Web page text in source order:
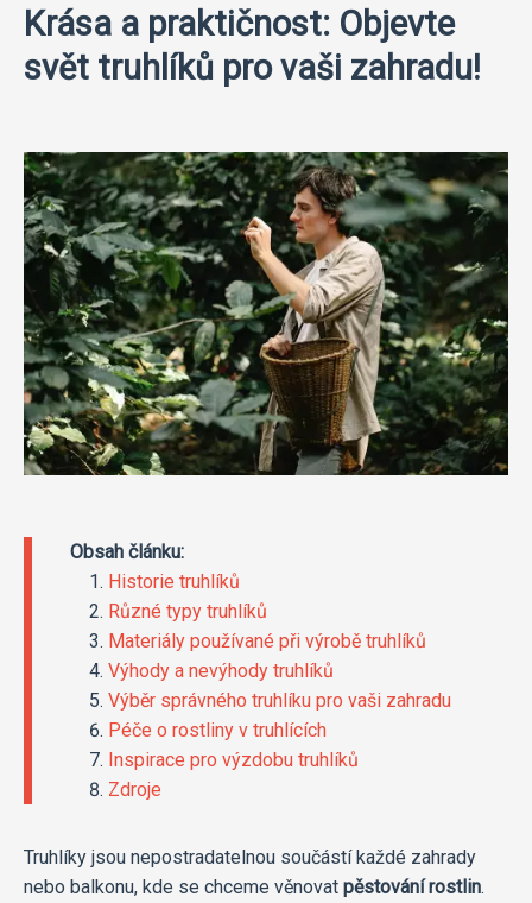
Krása a praktičnost: Objevte
svět truhlíků pro vaši zahradu!
Obsah článku:
Historie truhlíků
Různé typy truhlíků
Materiály používané při výrobě truhlíků
Výhody a nevýhody truhlíků
Výběr správného truhlíku pro vaši zahradu
Péče o rostliny v truhlících
Inspirace pro výzdobu truhlíků
Zdroje
Truhlíky jsou nepostradatelnou součástí každé zahrady
nebo balkonu, kde se chceme věnovat pěstování rostlin.